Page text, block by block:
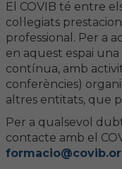
Àrea col·legial
Borsa de treball
FORMACIÓ
Formació COVIB
El COVIB té entre
col·legiats
professional. Per a
en aquest espai
contínua, amb
conferències)
altres entitats, que
Per a qualsevol
contacte amb el